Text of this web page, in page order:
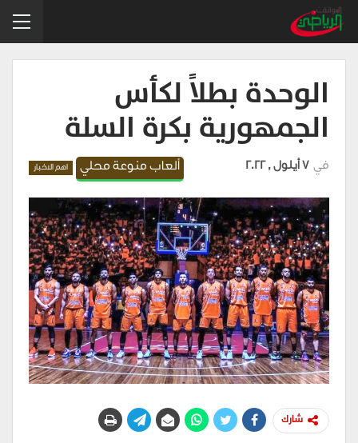
الوحدة بطلاً لكأس
الجمهورية بكرة السلة
ألعاب منوعة محلي اهم الاخبار في 7 أيلول , 2022
شارك